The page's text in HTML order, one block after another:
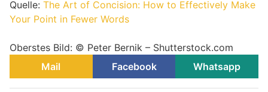
Quelle: The Art of Concision: How to Effectively Make
Your Point in Fewer Words
Oberstes Bild: © Peter Bernik – Shutterstock.com
Mail
Facebook Whatsapp